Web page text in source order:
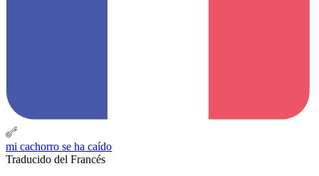
mi cachorro se ha caído
Traducido del Francés